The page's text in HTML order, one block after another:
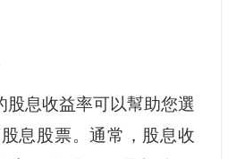
股息收益率可以幫助您選
息股票。通常，股息收